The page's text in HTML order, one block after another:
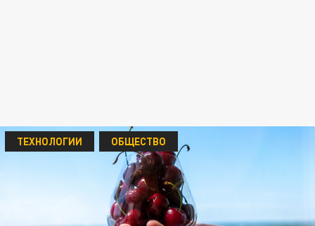
ТЕХНОЛОГИИ ОБЩЕСТВО